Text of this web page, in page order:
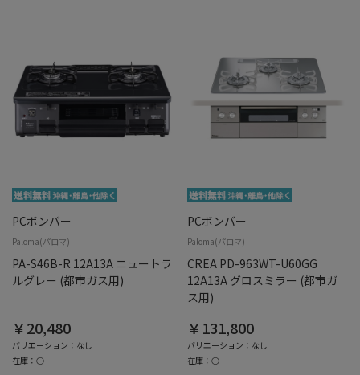
PCボンバー
Paloma(パロマ)
PA-S46B-R 12A13A ニュートラ
ルグレー (都市ガス用)
￥20,480
バリエーション：なし
在庫：○
PCボンバー
Paloma(パロマ)
CREA PD-963WT-U60GG
12A13A グロスミラー (都市ガ
ス用)
￥131,800
バリエーション：なし
在庫：○